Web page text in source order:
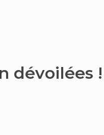
dévoilées !